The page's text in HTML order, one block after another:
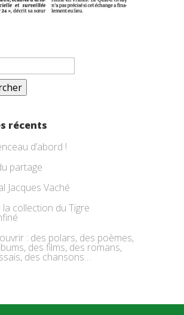
:
récents
d’abord !
partage
Jacques Vaché
collection du Tigre
: des polars, des poèmes,
des films, des romans,
des chansons…